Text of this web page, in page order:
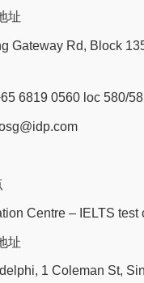
址
Gateway Rd, Block
6819 0560 loc 580/
Centre – IELTS test
址
1 Coleman St,